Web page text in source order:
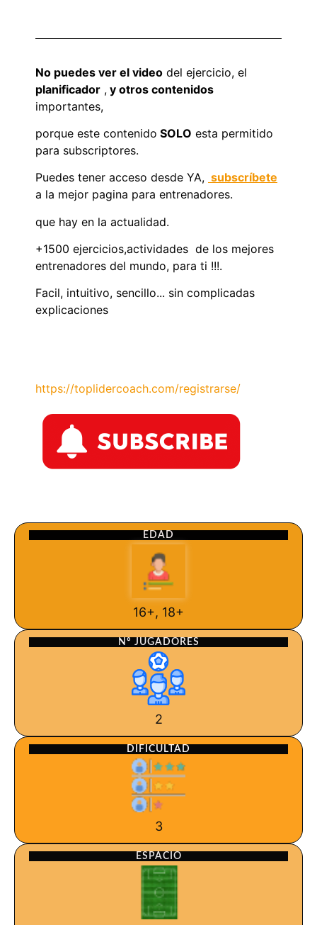
No puedes ver el video del ejercicio, el
planificador , y otros contenidos
importantes,
porque este contenido SOLO esta permitido
para subscriptores.
Puedes tener acceso desde YA, subscríbete
a la mejor pagina para entrenadores.
que hay en la actualidad.
+1500 ejercicios,actividades de los mejores
entrenadores del mundo, para ti !!!.
Facil, intuitivo, sencillo... sin complicadas
explicaciones
https://toplidercoach.com/registrarse/
EDAD
16+, 18+
Nº JUGADORES
2
DIFICULTAD
3
ESPACIO